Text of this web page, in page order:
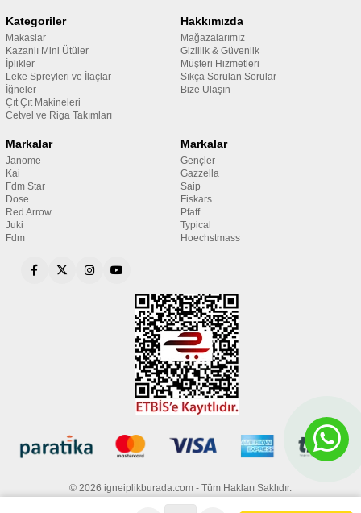
Kategoriler
Makaslar
Kazanlı Mini Ütüler
İplikler
Leke Spreyleri ve İlaçlar
İğneler
Çıt Çıt Makineleri
Cetvel ve Riga Takımları
Hakkımızda
Mağazalarımız
Gizlilik & Güvenlik
Müşteri Hizmetleri
Sıkça Sorulan Sorular
Bize Ulaşın
Markalar
Janome
Kai
Fdm Star
Dose
Red Arrow
Juki
Fdm
Markalar
Gençler
Gazzella
Saip
Fiskars
Pfaff
Typical
Hoechstmass
© 2026 igneiplikburada.com - Tüm Hakları Saklıdır.